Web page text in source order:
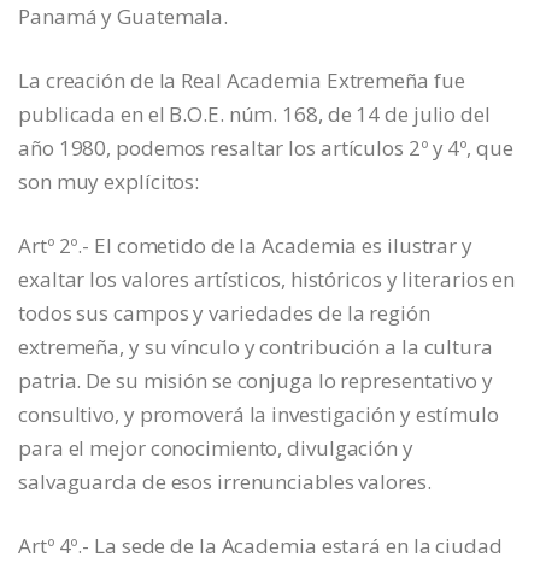
Panamá y Guatemala.
La creación de la Real Academia Extremeña fue
publicada en el B.O.E. núm. 168, de 14 de julio del
año 1980, podemos resaltar los artículos 2º y 4º, que
son muy explícitos:
Artº 2º.- El cometido de la Academia es ilustrar y
exaltar los valores artísticos, históricos y literarios en
todos sus campos y variedades de la región
extremeña, y su vínculo y contribución a la cultura
patria. De su misión se conjuga lo representativo y
consultivo, y promoverá la investigación y estímulo
para el mejor conocimiento, divulgación y
salvaguarda de esos irrenunciables valores.
Artº 4º.- La sede de la Academia estará en la ciudad